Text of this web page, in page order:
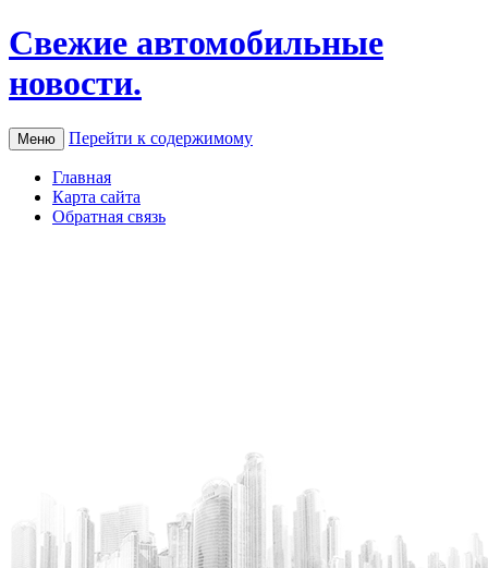
Свежие автомобильные
новости.
Меню Перейти к содержимому
Главная
Карта сайта
Обратная связь